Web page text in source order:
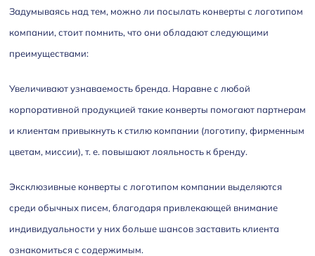
Задумываясь над тем, можно ли посылать конверты с логотипом
компании, стоит помнить, что они обладают следующими
преимуществами:
Увеличивают узнаваемость бренда. Наравне с любой
корпоративной продукцией такие конверты помогают партнерам
и клиентам привыкнуть к стилю компании (логотипу, фирменным
цветам, миссии), т. е. повышают лояльность к бренду.
Эксклюзивные конверты с логотипом компании выделяются
среди обычных писем, благодаря привлекающей внимание
индивидуальности у них больше шансов заставить клиента
ознакомиться с содержимым.